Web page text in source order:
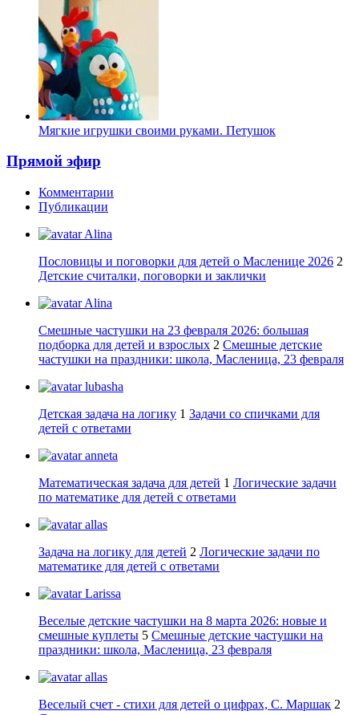
Мягкие игрушки своими руками. Петушок
Прямой эфир
Комментарии
Публикации
Alina
Пословицы и поговорки для детей о Масленице 2026 2
Детские считалки, поговорки и заклички
Alina
Смешные частушки на 23 февраля 2026: большая
подборка для детей и взрослых 2 Смешные детские
частушки на праздники: школа, Масленица, 23 февраля
lubasha
Детская задача на логику 1 Задачи со спичками для
детей с ответами
anneta
Математическая задача для детей 1 Логические задачи
по математике для детей с ответами
allas
Задача на логику для детей 2 Логические задачи по
математике для детей с ответами
Larissa
Веселые детские частушки на 8 марта 2026: новые и
смешные куплеты 5 Смешные детские частушки на
праздники: школа, Масленица, 23 февраля
allas
Веселый счет - стихи для детей о цифрах, С. Маршак 2